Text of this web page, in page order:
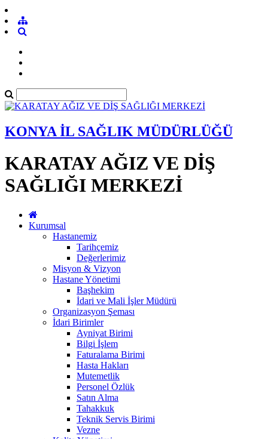
KONYA İL SAĞLIK MÜDÜRLÜĞÜ
KARATAY AĞIZ VE DİŞ
SAĞLIĞI MERKEZİ
Kurumsal
Hastanemiz
Tarihçemiz
Değerlerimiz
Misyon & Vizyon
Hastane Yönetimi
Başhekim
İdari ve Mali İşler Müdürü
Organizasyon Şeması
İdari Birimler
Ayniyat Birimi
Bilgi İşlem
Faturalama Birimi
Hasta Hakları
Mutemetlik
Personel Özlük
Satın Alma
Tahakkuk
Teknik Servis Birimi
Vezne